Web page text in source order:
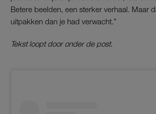
Betere beelden, een sterker verhaal. Maar
uitpakken dan je had verwacht.”
Tekst loopt door onder de post.